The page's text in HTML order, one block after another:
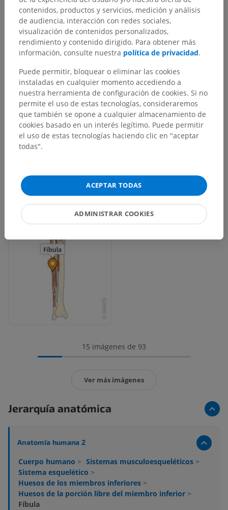
15 imágenes de 93
Ver más imágenes
Jerarquía anatómica
Anatomía humana 2
Cuerpo humano > Sistemas musculoesqueléticos >
Sistema esquelético >
Huesos de los miembros inferiores >
Huesos de la porción libre del miembro inferior >
Fíbula
contenidos, productos y servicios, medición y análisis
de audiencia, interacción con redes sociales,
visualización de contenidos personalizados,
rendimiento y contenido dirigido. Para obtener más
información, consulte nuestra política de privacidad.
Puede permitir, bloquear o eliminar las cookies
instaladas en cualquier momento accediendo a
nuestra herramienta de configuración de cookies. Si no
permite el uso de estas tecnologías, consideraremos
que también se opone a cualquier almacenamiento de
cookies basado en un interés legítimo. Puede permitir
el uso de estas tecnologías haciendo clic en "aceptar
todas".
ACEPTAR TODAS
ADMINISTRAR COOKIES